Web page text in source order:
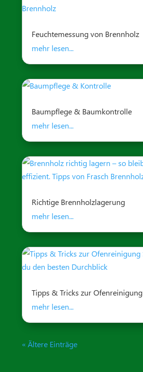
Feuchtemessung von Brennholz
mehr lesen...
Baumpflege & Baumkontrolle
mehr lesen...
Richtige Brennholzlagerung
mehr lesen...
Tipps & Tricks zur Ofenreinigung
mehr lesen...
« Ältere Einträge